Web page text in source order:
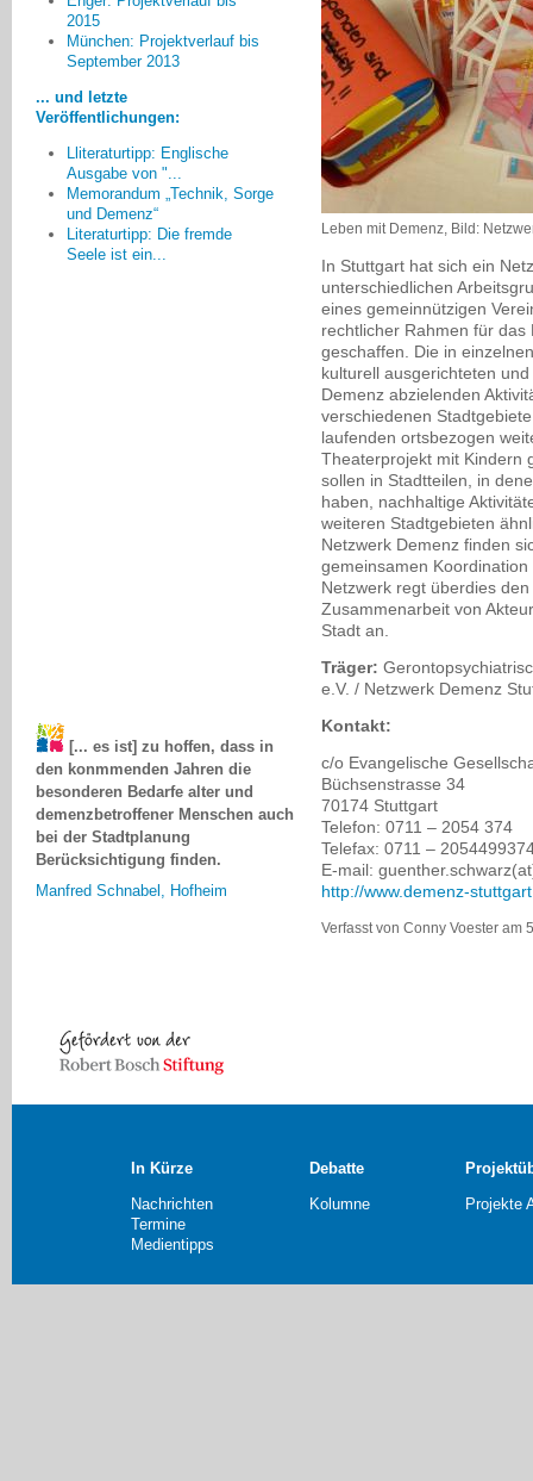
Leben mit Demenz, Bild:
In Stuttgart hat sich ein
unterschiedlichen
eines gemeinnützigen
rechtlicher Rahmen für
geschaffen. Die in
kulturell ausgerichteten
Demenz abzielenden
verschiedenen
laufenden ortsbezogen
Theaterprojekt mit Kindern
sollen in Stadtteilen, in
haben, nachhaltige
weiteren Stadtgebieten
Netzwerk Demenz finden
gemeinsamen
Netzwerk regt überdies
Zusammenarbeit von
Stadt an.
Träger:
e.V. / Netzwerk Demenz
Kontakt:
c/o Evangelische
Büchsenstrasse 34
70174 Stuttgart
Telefon: 0711 – 2054 374
Telefax: 0711 –
E-mail:
http://www.demenz-
Verfasst von Conny Voester am
2015
München: Projektverlauf bis
September 2013
... und letzte
Veröffentlichungen:
Lliteraturtipp: Englische
Ausgabe von "...
Memorandum „Technik, Sorge
und Demenz“
Literaturtipp: Die fremde
Seele ist ein...
Zur Zeit haben wir in den
Führungspositionen im Bereich
Senioren und Soziales einen sehr
starken personellen Wechsel. Ich
einmal einen Stillstand in der
Erhaltung und Weiterentwicklung
von Strukturen gibt., zum Teil sind
langjährige Netzwerke zum
Erliegen gekommen
den konmmenden Jahren die
besonderen Bedarfe alter und
demenzbetroffener Menschen auch
bei der Stadtplanung
Berücksichtigung finden.
In Kürze
Nachrichten
Termine
Medientipps
Debatte
Kolumne
Projekte